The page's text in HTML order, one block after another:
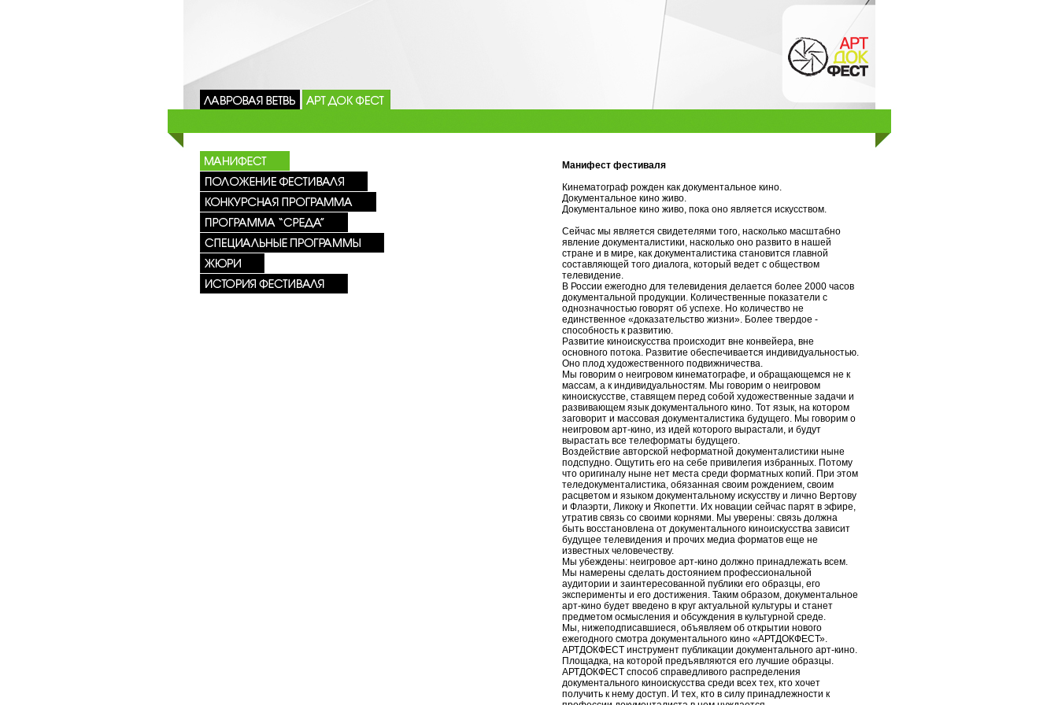
Манифест фестиваля
Кинематограф рожден как документальное кино.
Документальное кино живо.
Документальное кино живо, пока оно является искусством.
Сейчас мы является свидетелями того, насколько масштабно
явление документалистики, насколько оно развито в нашей
стране и в мире, как документалистика становится главной
составляющей того диалога, который ведет с обществом
телевидение.
В России ежегодно для телевидения делается более 2000 часов
документальной продукции. Количественные показатели с
однозначностью говорят об успехе. Но количество не
единственное «доказательство жизни». Более твердое -
способность к развитию.
Развитие киноискусства происходит вне конвейера, вне
основного потока. Развитие обеспечивается индивидуальностью.
Оно плод художественного подвижничества.
Мы говорим о неигровом кинематографе, и обращающемся не к
массам, а к индивидуальностям. Мы говорим о неигровом
киноискусстве, ставящем перед собой художественные задачи и
развивающем язык документального кино. Тот язык, на котором
заговорит и массовая документалистика будущего. Мы говорим о
неигровом арт-кино, из идей которого вырастали, и будут
вырастать все телеформаты будущего.
Воздействие авторской неформатной документалистики ныне
подспудно. Ощутить его на себе привилегия избранных. Потому
что оригиналу ныне нет места среди форматных копий. При этом
теледокументалистика, обязанная своим рождением, своим
расцветом и языком документальному искусству и лично Вертову
и Флаэрти, Ликоку и Якопетти. Их новации сейчас парят в эфире,
утратив связь со своими корнями. Мы уверены: связь должна
быть восстановлена от документального киноискусства зависит
будущее телевидения и прочих медиа форматов еще не
известных человечеству.
Мы убеждены: неигровое арт-кино должно принадлежать всем.
Мы намерены сделать достоянием профессиональной
аудитории и заинтересованной публики его образцы, его
эксперименты и его достижения. Таким образом, документальное
арт-кино будет введено в круг актуальной культуры и станет
предметом осмысления и обсуждения в культурной среде.
Мы, нижеподписавшиеся, объявляем об открытии нового
ежегодного смотра документального кино «АРТДОКФЕСТ».
АРТДОКФЕСТ инструмент публикации документального арт-кино.
Площадка, на которой предъявляются его лучшие образцы.
АРТДОКФЕСТ способ справедливого распределения
документального киноискусства среди всех тех, кто хочет
получить к нему доступ. И тех, кто в силу принадлежности к